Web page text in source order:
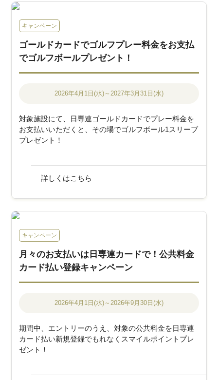
キャンペーン
ゴールドカードでゴルフプレー料金をお支払
でゴルフボールプレゼント！
2026年4月1日(水)～2027年3月31日(水)
対象施設にて、日専連ゴールドカードでプレー料金を
お支払いいただくと、その場でゴルフボール1スリーブ
プレゼント！
詳しくはこちら
キャンペーン
月々のお支払いは日専連カードで！公共料金
カード払い登録キャンペーン
2026年4月1日(水)～2026年9月30日(水)
期間中、エントリーのうえ、対象の公共料金を日専連
カード払い新規登録でもれなくスマイルポイントプレ
ゼント！